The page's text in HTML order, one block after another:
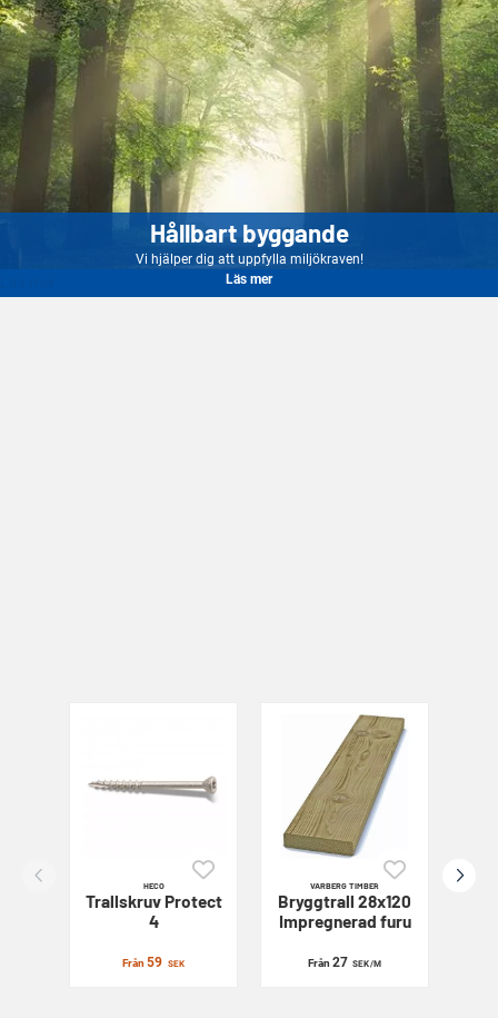
Hållbart byggande
Vi hjälper dig att uppfylla miljökraven!
Läs mer
HECO
TrallskruvProtect
4
Från59 SEK
VARBERG TIMBER
Bryggtrall 28x120
Impregnerad furu
Från 27 SEK/M